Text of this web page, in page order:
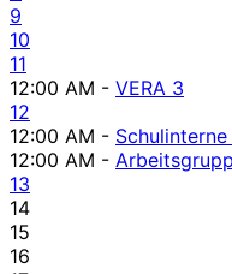
9
10
11
12:00 AM - VERA 3
12
12:00 AM -
12:00 AM -
13
14
15
16